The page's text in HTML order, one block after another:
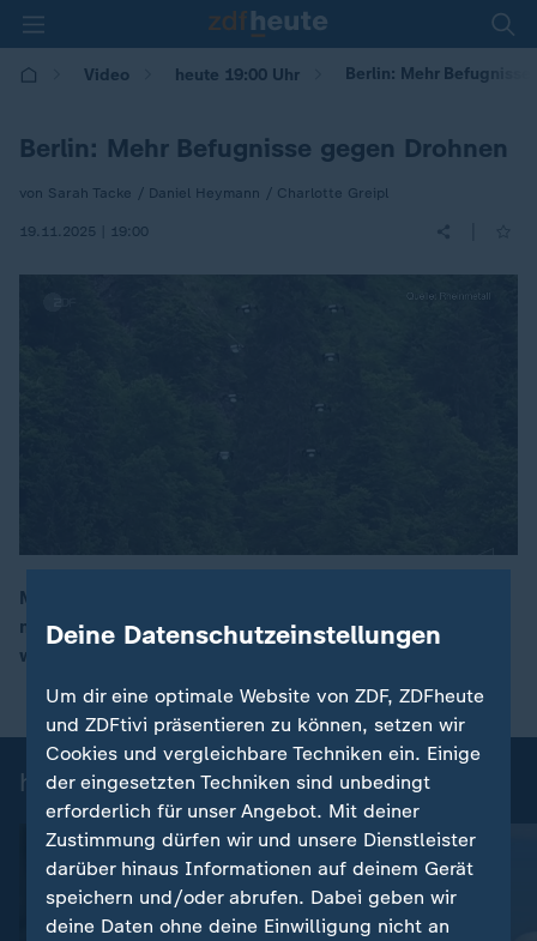
Video heute 19:00 Uhr Berlin: Mehr
Berlin: Mehr Befugnisse gegen Drohnen
von Sarah Tacke / Daniel Heymann / Charlotte Greipl
19.11.2025 | 19:00
00:16
Mit einer Änderung des Luftsicherheitsgesetzes
möchte die Bundesregierung militärische Drohnen
wirksamer bekämpfen.
heute 19:00 Uhr: Einzelbeiträge
Deine Datenschutzeinstellungen
Um dir eine optimale Website von ZDF, ZDFheute
und ZDFtivi präsentieren zu können, setzen wir
Cookies und vergleichbare Techniken ein. Einige
der eingesetzten Techniken sind unbedingt
erforderlich für unser Angebot. Mit deiner
Zustimmung dürfen wir und unsere Dienstleister
darüber hinaus Informationen auf deinem Gerät
speichern und/oder abrufen. Dabei geben wir
deine Daten ohne deine Einwilligung nicht an